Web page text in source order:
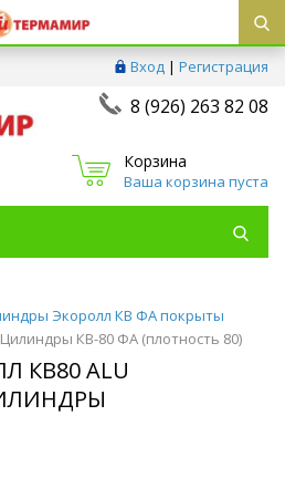
Вход | Регистрация
8 (926) 263 82 08
Корзина
Ваша корзина пуста
Экоролл КВ ФА покрыты
Цилиндры КВ-80 ФА (плотность 80)
КВ80 ALU